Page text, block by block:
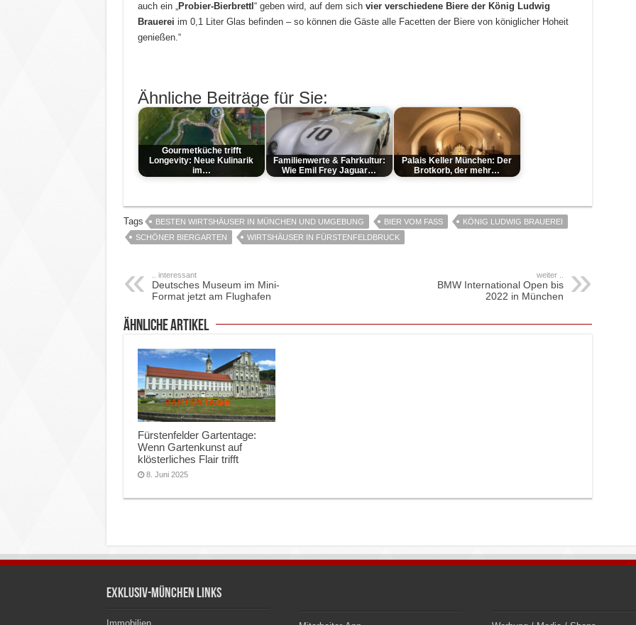
auch ein „
Probier-Bierbrettl “ geben wird, auf dem sich vier verschiedene Biere der König Ludwig
Brauerei im 0,1 Liter Glas befinden – so können die Gäste alle Facetten der Biere von königlicher Hoheit
genießen.“
Ähnliche Beiträge für Sie:
Gourmetküche trifft
Longevity: Neue Kulinarik
im…
Familienwerte & Fahrkultur:
Wie Emil Frey Jaguar…
Palais Keller München: Der
Brotkorb, der mehr…
Tags BESTEN WIRTSHÄUSER IN MÜNCHEN UND UMGEBUNG BIER VOM FASS
KÖNIG LUDWIG BRAUEREI
SCHÖNER BIERGARTEN
WIRTSHÄUSER IN FÜRSTENFELDBRUCK
.. interessant
Deutsches Museum im Mini-
Format jetzt am Flughafen
weiter ..
BMW International Open bis
2022 in München
ähnliche Artikel
Fürstenfelder Gartentage:
Wenn Gartenkunst auf
klösterliches Flair trifft
8. Juni 2025
Exklusiv-München Links